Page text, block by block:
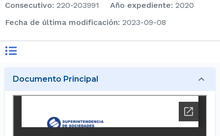
consecutivo: 220-203991 Año expediente: 2020
Fecha de última modificación: 2023-09-08
Documento Principal